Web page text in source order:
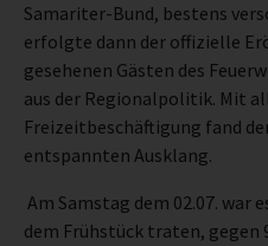
Samariter-Bund, bestens
erfolgte dann der offizielle
gesehenen Gästen des
aus der Regionalpolitik. Mit
Freizeitbeschäftigung fand
entspannten Ausklang.
Am Samstag dem 02.07. war
dem Frühstück traten, gegen